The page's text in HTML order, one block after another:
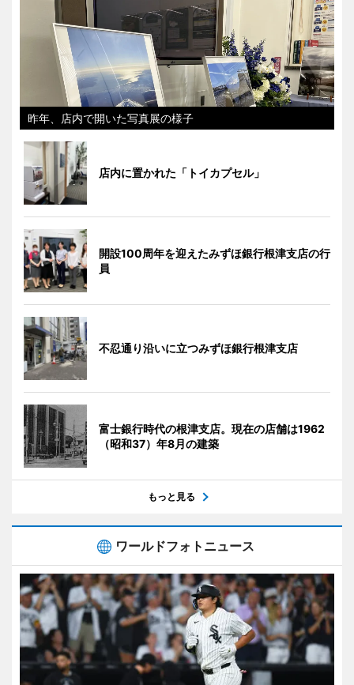
昨年、店内で開いた写真展の様子
店内に置かれた「トイカプセル」
開設100周年を迎えたみずほ銀行根津支店の行
員
不忍通り沿いに立つみずほ銀行根津支店
富士銀行時代の根津支店。現在の店舗は1962
（昭和37）年8月の建築
もっと見る
ワールドフォトニュース